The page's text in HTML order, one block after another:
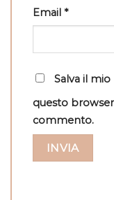
Email *
Salva il
questo
commento.